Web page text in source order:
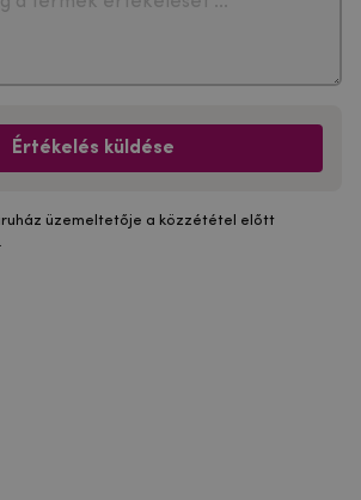
Értékelés küldése
üzemeltetője a közzététel előtt